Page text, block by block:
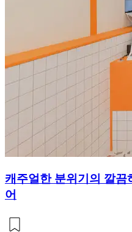
캐주얼한 분위기의 깔끔
어